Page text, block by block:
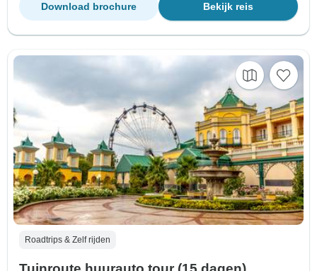
Bekijk reis
Download brochure
Roadtrips & Zelf rijden